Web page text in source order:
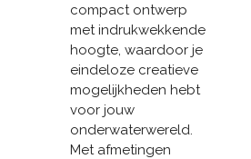
compact ontwerp
met indrukwekkende
hoogte, waardoor je
eindeloze creatieve
mogelijkheden hebt
voor jouw
onderwaterwereld.
Met afmetingen